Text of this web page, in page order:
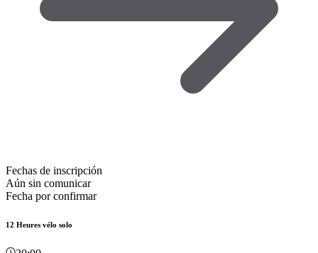
Fechas de inscripción
Aún sin comunicar
Fecha por confirmar
12 Heures vélo solo